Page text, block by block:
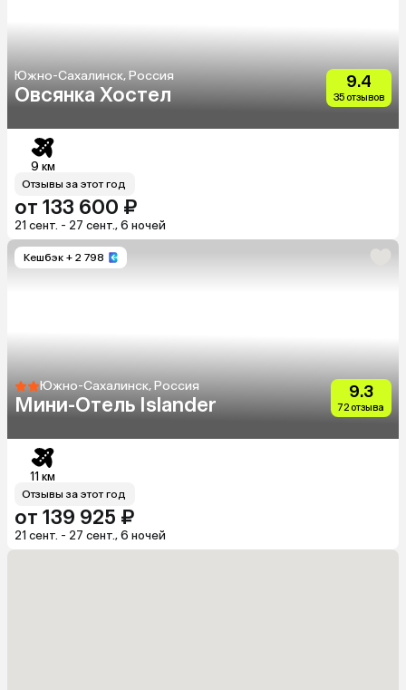
Южно-Сахалинск, Россия
Овсянка Хостел
9.4
35 отзывов
9 км
Отзывы за этот год
от 133 600 ₽
21 сент. - 27 сент., 6 ночей
Кешбэк + 2 798
Южно-Сахалинск, Россия
Мини-Отель Islander
9.3
72 отзыва
11 км
Отзывы за этот год
от 139 925 ₽
21 сент. - 27 сент., 6 ночей